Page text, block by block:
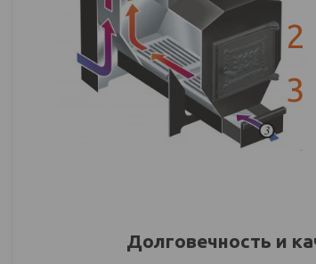
2
3
Долговечность и